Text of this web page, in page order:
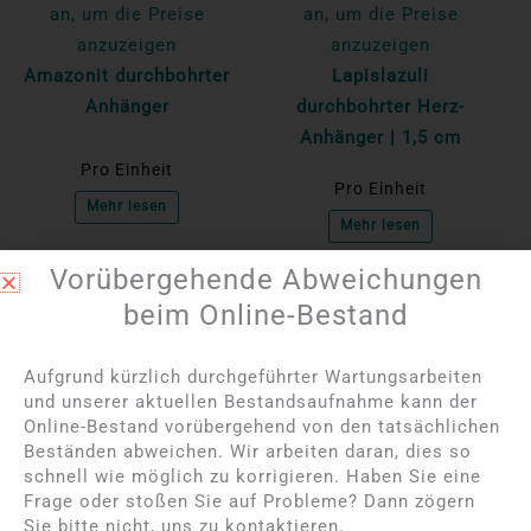
an, um die Preise
anzuzeigen
Amazonit durchbohrter
Anhänger
Pro Einheit
Mehr lesen
an, um die Preise
anzuzeigen
Lapislazuli
durchbohrter Herz-
Anhänger | 1,5 cm
Pro Einheit
Mehr lesen
Vorübergehende Abweichungen
beim Online-Bestand
Aufgrund kürzlich durchgeführter Wartungsarbeiten
und unserer aktuellen Bestandsaufnahme kann der
Online-Bestand vorübergehend von den tatsächlichen
Beständen abweichen. Wir arbeiten daran, dies so
schnell wie möglich zu korrigieren. Haben Sie eine
Frage oder stoßen Sie auf Probleme? Dann zögern
Sie bitte nicht, uns zu kontaktieren.